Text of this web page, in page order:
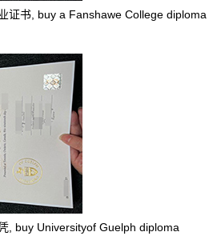
证书, buy a Fanshawe College diploma
, buy Universityof Guelph diploma